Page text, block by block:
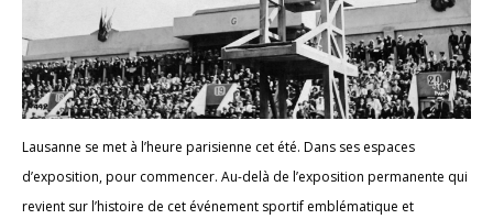
Lausanne se met à l’heure parisienne cet été. Dans ses espaces
d’exposition, pour commencer. Au-delà de l’exposition permanente qui
revient sur l’histoire de cet événement sportif emblématique et